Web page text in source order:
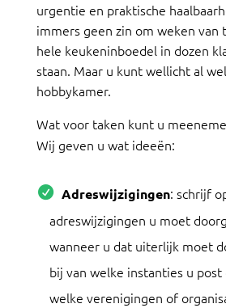
urgentie en praktische
immers geen zin om weken van
hele keukeninboedel in dozen
staan. Maar u kunt wellicht al
hobbykamer.
Wat voor taken kunt u
Wij geven u wat ideeën:
Adreswijzigingen: schrijf
adreswijzigingen u moet
wanneer u dat uiterlijk moet
bij van welke instanties u
welke verenigingen of